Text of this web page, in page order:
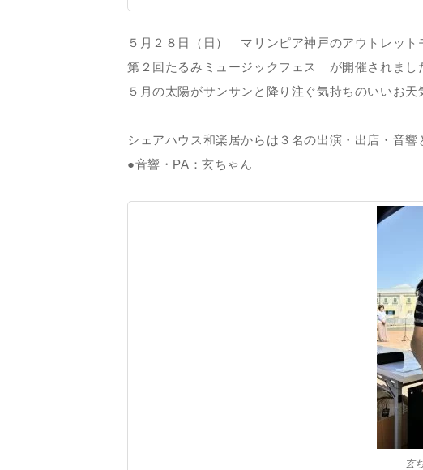
５月２８日（日） マリンピア神戸のアウトレッ
第２回たるみミュージックフェス が開催されまし
５月の太陽がサンサンと降り注ぐ気持ちのいいお天
シェアハウス和楽居からは３名の出演・出店・音響
●音響・PA：玄ちゃん
玄